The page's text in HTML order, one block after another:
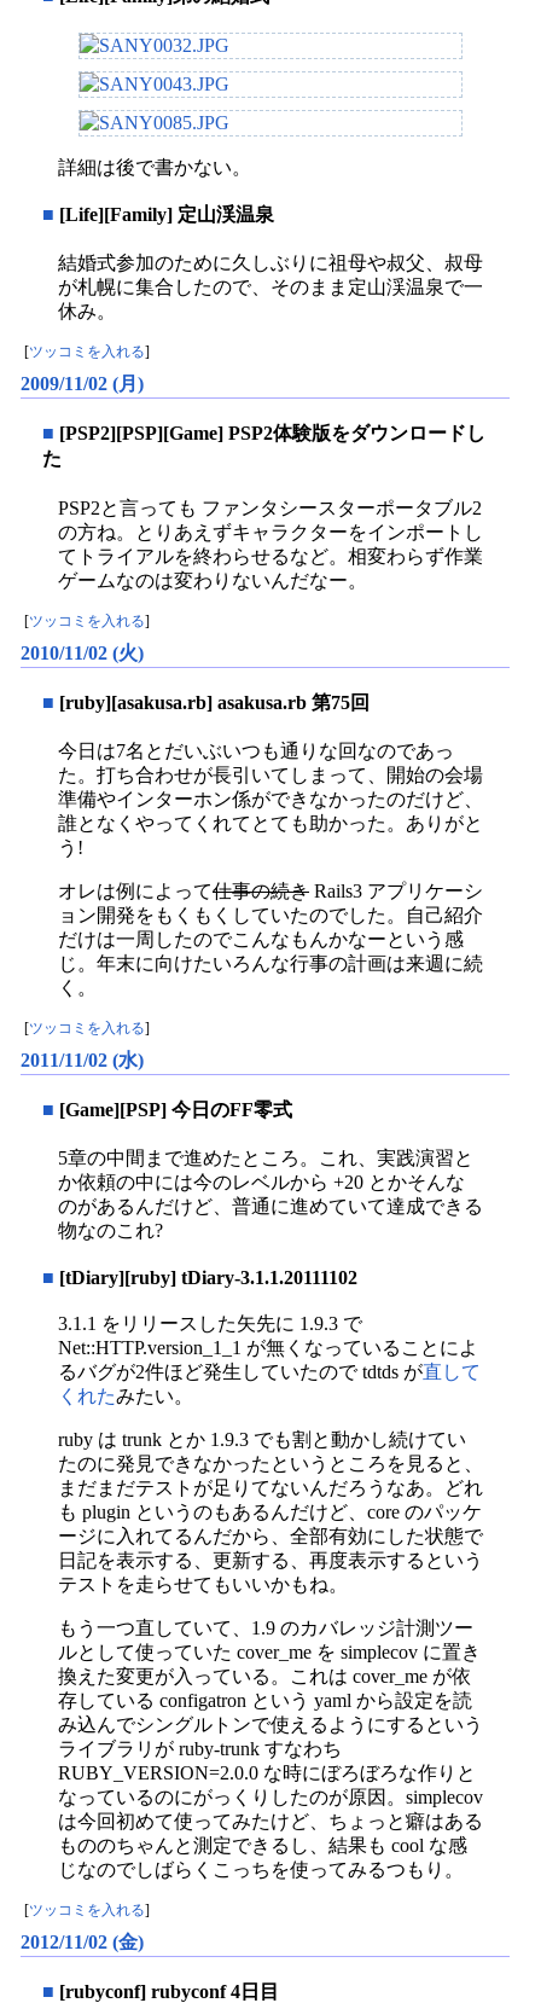
詳細は後で書かない。
■ [Life][Family] 定山渓温泉
結婚式参加のために久しぶりに祖母や叔父、叔母
が札幌に集合したので、そのまま定山渓温泉で一
休み。
ツッコミを入れる
2009/11/02 (月)
■ [PSP2][PSP][Game] PSP2体験版をダウンロードし
た
PSP2と言っても ファンタシースターポータブル2
の方ね。とりあえずキャラクターをインポートし
てトライアルを終わらせるなど。相変わらず作業
ゲームなのは変わりないんだなー。
[ツッコミを入れる]
2010/11/02 (火)
■ [ruby][asakusa.rb] asakusa.rb 第75回
今日は7名とだいぶいつも通りな回なのであっ
た。打ち合わせが長引いてしまって、開始の会場
準備やインターホン係ができなかったのだけど、
誰となくやってくれてとても助かった。ありがと
う!
オレは例によって仕事の続き Rails3 アプリケーシ
ョン開発をもくもくしていたのでした。自己紹介
だけは一周したのでこんなもんかなーという感
じ。年末に向けたいろんな行事の計画は来週に続
く。
[ツッコミを入れる]
2011/11/02 (水)
■ [Game][PSP] 今日のFF零式
5章の中間まで進めたところ。これ、実践演習と
か依頼の中には今のレベルから +20 とかそんな
のがあるんだけど、普通に進めていて達成できる
物なのこれ?
■ [tDiary][ruby] tDiary-3.1.1.20111102
3.1.1 をリリースした矢先に 1.9.3 で
Net::HTTP.version_1_1 が無くなっていることによ
るバグが2件ほど発生していたので tdtds が直して
くれたみたい。
ruby は trunk とか 1.9.3 でも割と動かし続けてい
たのに発見できなかったというところを見ると、
まだまだテストが足りてないんだろうなあ。どれ
も plugin というのもあるんだけど、core のパッケ
ージに入れてるんだから、全部有効にした状態で
日記を表示する、更新する、再度表示するという
テストを走らせてもいいかもね。
もう一つ直していて、1.9 のカバレッジ計測ツー
ルとして使っていた cover_me を simplecov に置き
換えた変更が入っている。これは cover_me が依
存している configatron という yaml から設定を読
み込んでシングルトンで使えるようにするという
ライブラリが ruby-trunk すなわち
RUBY_VERSION=2.0.0 な時にぼろぼろな作りと
なっているのにがっくりしたのが原因。simplecov
は今回初めて使ってみたけど、ちょっと癖はある
もののちゃんと測定できるし、結果も cool な感
じなのでしばらくこっちを使ってみるつもり。
[ツッコミを入れる]
2012/11/02 (金)
■ [rubyconf] rubyconf 4日目